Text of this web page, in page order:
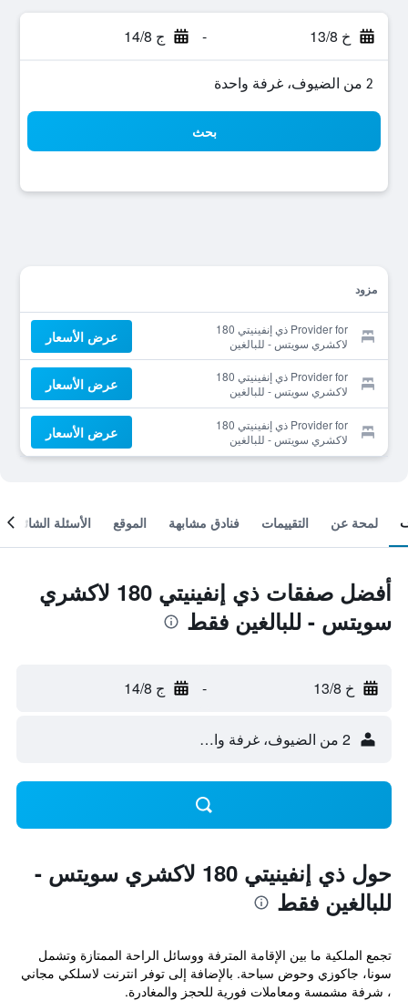
خ 13/8 - ج 14/8
2 من الضيوف، غرفة واحدة
بحث
مزود
Provider for ذي إنفينيتي 180
لاكشري سويتس - للبالغين
فقط
عرض الأسعار
Provider for ذي إنفينيتي 180
لاكشري سويتس - للبالغين
فقط
عرض الأسعار
Provider for ذي إنفينيتي 180
لاكشري سويتس - للبالغين
فقط
عرض الأسعار
لمحة عن التقييمات فنادق مشابهة الموقع الأسئلة الشائعة
أفضل صفقات ذي إنفينيتي 180 لاكشري
سويتس - للبالغين فقط
خ 13/8 - ج 14/8
2 من الضيوف، غرفة واحدة
حول ذي إنفينيتي 180 لاكشري سويتس -
للبالغين فقط
تجمع الملكية ما بين الإقامة المترفة ووسائل الراحة الممتازة وتشمل
سونا، جاكوزي وحوض سباحة. بالإضافة إلى توفر انترنت لاسلكي مجاني
، شرفة مشمسة ومعاملات فورية للحجز والمغادرة.